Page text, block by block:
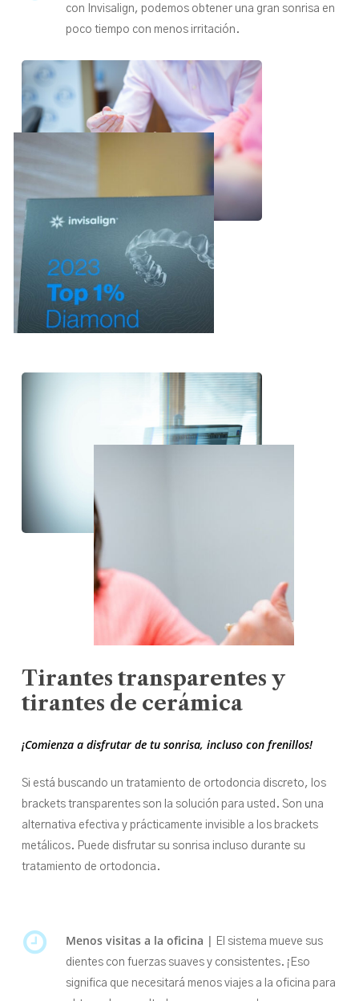
con Invisalign, podemos obtener una gran sonrisa en
poco tiempo con menos irritación.
Tirantes transparentes y
tirantes de cerámica
¡Comienza a disfrutar de tu sonrisa, incluso con frenillos!
Si está buscando un tratamiento de ortodoncia discreto, los
brackets transparentes son la solución para usted. Son una
alternativa efectiva y prácticamente invisible a los brackets
metálicos. Puede disfrutar su sonrisa incluso durante su
tratamiento de ortodoncia.
Menos visitas a la oficina |
El sistema mueve sus
dientes con fuerzas suaves y consistentes. ¡Eso
significa que necesitará menos viajes a la oficina para